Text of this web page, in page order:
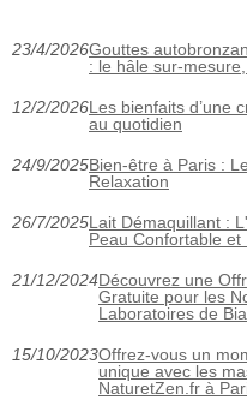
23/4/2026Gouttes
: le hâle sur-
12/2/2026Les bienfaits d’une
au quotidien
24/9/2025Bien-être à Paris :
Relaxation
26/7/2025Lait Démaquillant :
Peau Confortable et
21/12/2024Découvrez une
Gratuite pour les
Laboratoires de
15/10/2023Offrez-vous un
unique avec les
NaturetZen.fr à